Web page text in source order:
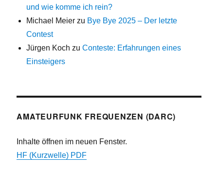
und wie komme ich rein?
Michael Meier zu Bye Bye 2025 – Der letzte
Contest
Jürgen Koch zuConteste: Erfahrungen eines
Einsteigers
AMATEURFUNK FREQUENZEN (DARC)
Inhalte öffnen im neuen Fenster.
HF (Kurzwelle) PDF